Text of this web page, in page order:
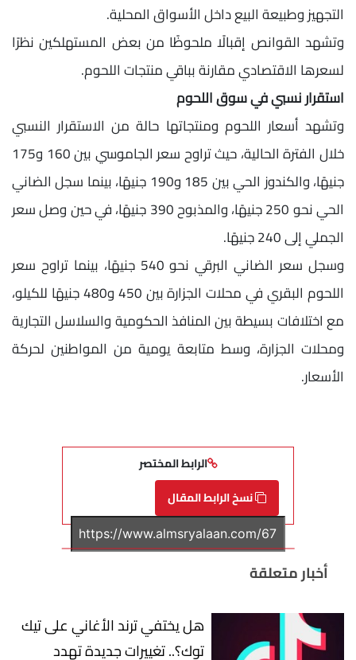
التجهيز وطبيعة البيع داخل الأسواق المحلية.
وتشهد القوانص إقبالًا ملحوظًا من بعض المستهلكين نظرًا
لسعرها الاقتصادي مقارنة بباقي منتجات اللحوم.
استقرار نسبي في سوق اللحوم
وتشهد أسعار اللحوم ومنتجاتها حالة من الاستقرار النسبي
خلال الفترة الحالية، حيث تراوح سعر الجاموسي بين 160 و175
جنيهًا، والكندوز الحي بين 185 و190 جنيهًا، بينما سجل الضاني
الحي نحو 250 جنيهًا، والمذبوح 390 جنيهًا، في حين وصل سعر
الجملي إلى 240 جنيهًا.
وسجل سعر الضاني البرقي نحو 540 جنيهًا، بينما تراوح سعر
اللحوم البقري في محلات الجزارة بين 450 و480 جنيهًا للكيلو،
مع اختلافات بسيطة بين المنافذ الحكومية والسلاسل التجارية
ومحلات الجزارة، وسط متابعة يومية من المواطنين لحركة
الأسعار.
الرابط المختصر
نسخ الرابط المقال
أخبار متعلقة
هل يختفي ترند الأغاني على تيك
توك؟.. تغييرات جديدة تهدد